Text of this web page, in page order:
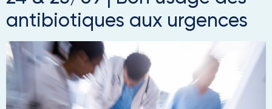
antibiotiques aux urgences